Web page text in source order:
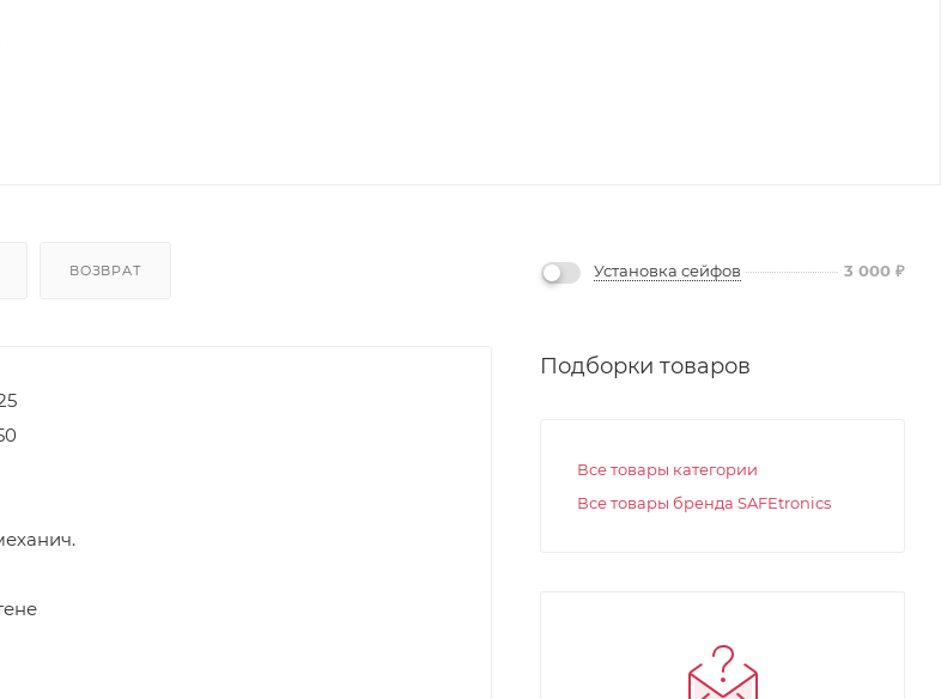
ВОЗВРАТ Установка сейфов 3 000 ₽
Подборки товаров
Все товары категории
Все товары бренда SAFEtronics